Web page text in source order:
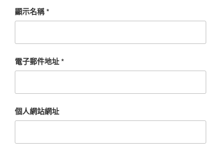
顯示名稱*
電子郵件地址*
個人網站網址